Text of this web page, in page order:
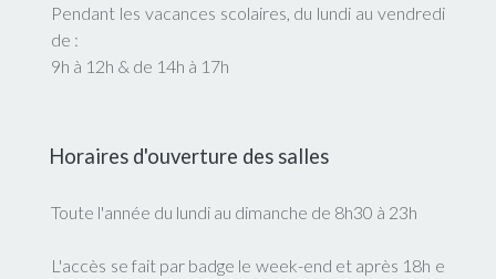
Pendant les vacances scolaires, du lundi au vendredi
de :
9h à 12h & de 14h à 17h
Horaires d'ouverture des salles
Toute l'année du lundi au dimanche de 8h30 à 23h
L'accès se fait par badge le week-end et après 18h e